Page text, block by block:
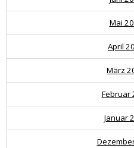
Mai
April
März
Februar
Januar